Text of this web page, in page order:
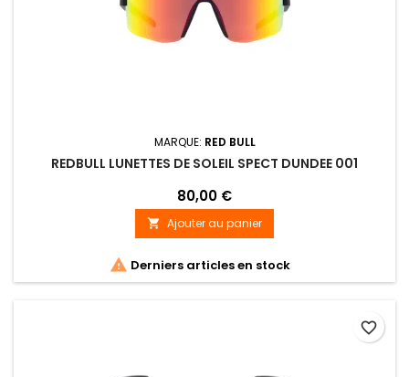
MARQUE: RED BULL
REDBULL LUNETTES DE SOLEIL SPECT DUNDEE 001
80,00 €
 Ajouter au panier
 Derniers articles en stock
favorite_border